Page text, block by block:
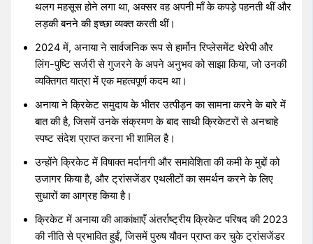
थलग महसूस होने लगा था, अक्सर वह अपनी माँ के कपड़े पहनती थीं और
लड़की बनने की इच्छा व्यक्त करती थीं।
2024 में, अनाया ने सार्वजनिक रूप से हार्मोन रिप्लेसमेंट थेरेपी और
लिंग-पुष्टि सर्जरी से गुजरने के अपने अनुभव को साझा किया, जो उनकी
व्यक्तिगत यात्रा में एक महत्वपूर्ण कदम था।
अनाया ने क्रिकेट समुदाय के भीतर उत्पीड़न का सामना करने के बारे में
बात की है, जिसमें उनके संक्रमण के बाद साथी क्रिकेटरों से अनचाहे
स्पष्ट संदेश प्राप्त करना भी शामिल है।
उन्होंने क्रिकेट में विषाक्त मर्दानगी और समावेशिता की कमी के मुद्दों को
उजागर किया है, और ट्रांसजेंडर एथलीटों का समर्थन करने के लिए
सुधारों का आग्रह किया है।
क्रिकेट में अनाया की आकांक्षाएँ अंतर्राष्ट्रीय क्रिकेट परिषद की 2023
की नीति से प्रभावित हुईं, जिसमें पुरुष यौवन प्राप्त कर चुके ट्रांसजेंडर